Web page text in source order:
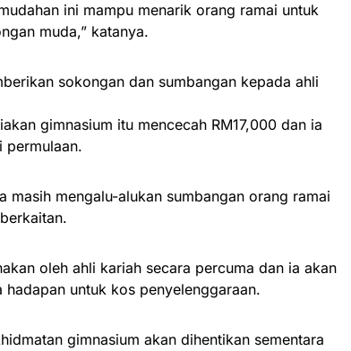
ini mampu menarik orang ramai untuk
muda,” katanya.
sokongan dan sumbangan kepada ahli
gimnasium itu mencecah RM17,000 dan ia
permulaan.
masih mengalu-alukan sumbangan orang ramai
oleh ahli kariah secara percuma dan ia akan
untuk kos penyelenggaraan.
gimnasium akan dihentikan sementara